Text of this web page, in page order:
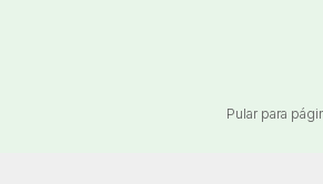
Pular para